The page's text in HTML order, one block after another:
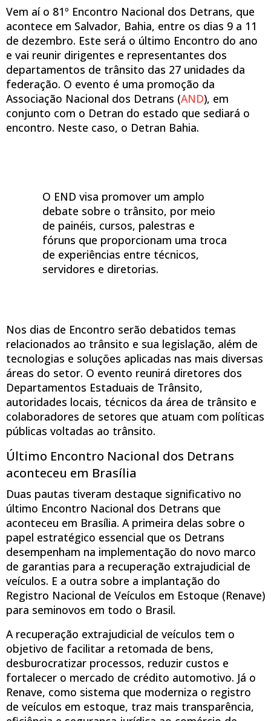
Vem aí o 81º Encontro Nacional dos Detrans, que
acontece em Salvador, Bahia, entre os dias 9 a 11
de dezembro. Este será o último Encontro do ano
e vai reunir dirigentes e representantes dos
departamentos de trânsito das 27 unidades da
federação. O evento é uma promoção da
Associação Nacional dos Detrans (AND), em
conjunto com o Detran do estado que sediará o
encontro. Neste caso, o Detran Bahia.
O END visa promover um amplo
debate sobre o trânsito, por meio
de painéis, cursos, palestras e
fóruns que proporcionam uma troca
de experiências entre técnicos,
servidores e diretorias.
Nos dias de Encontro serão debatidos temas
relacionados ao trânsito e sua legislação, além de
tecnologias e soluções aplicadas nas mais diversas
áreas do setor. O evento reunirá diretores dos
Departamentos Estaduais de Trânsito,
autoridades locais, técnicos da área de trânsito e
colaboradores de setores que atuam com políticas
públicas voltadas ao trânsito.
Último Encontro Nacional dos Detrans
aconteceu em Brasília
Duas pautas tiveram destaque significativo no
último Encontro Nacional dos Detrans que
aconteceu em Brasília. A primeira delas sobre o
papel estratégico essencial que os Detrans
desempenham na implementação do novo marco
de garantias para a recuperação extrajudicial de
veículos. E a outra sobre a implantação do
Registro Nacional de Veículos em Estoque (Renave)
para seminovos em todo o Brasil.
A recuperação extrajudicial de veículos tem o
objetivo de facilitar a retomada de bens,
desburocratizar processos, reduzir custos e
fortalecer o mercado de crédito automotivo. Já o
Renave, como sistema que moderniza o registro
de veículos em estoque, traz mais transparência,